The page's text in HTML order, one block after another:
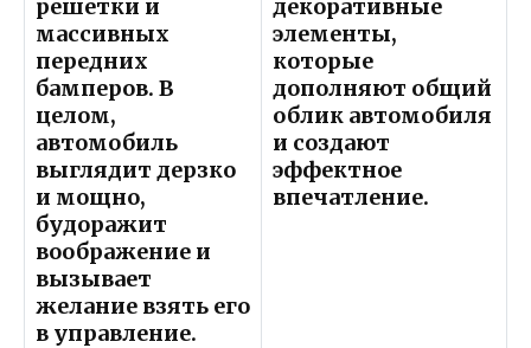
решетки и
массивных
передних
бамперов. В
целом,
автомобиль
выглядит дерзко
и мощно,
будоражит
воображение и
вызывает
желание взять его
в управление.
декоративные
элементы,
которые
дополняют общий
облик автомобиля
и создают
эффектное
впечатление.